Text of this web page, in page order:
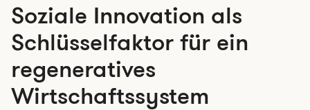
Soziale Innovation als
Schlüsselfaktor für ein
regeneratives
Wirtschaftssystem